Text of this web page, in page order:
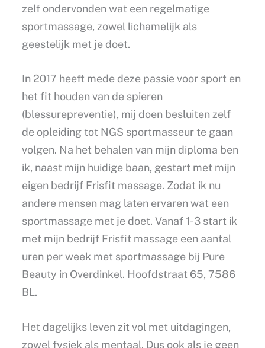
zelf ondervonden wat een regelmatige
sportmassage, zowel lichamelijk als
geestelijk met je doet.
In 2017 heeft mede deze passie voor sport en
het fit houden van de spieren
(blessurepreventie), mij doen besluiten zelf
de opleiding tot NGS sportmasseur te gaan
volgen. Na het behalen van mijn diploma ben
ik, naast mijn huidige baan, gestart met mijn
eigen bedrijf Frisfit massage. Zodat ik nu
andere mensen mag laten ervaren wat een
sportmassage met je doet. Vanaf 1-3 start ik
met mijn bedrijf Frisfit massage een aantal
uren per week met sportmassage bij Pure
Beauty in Overdinkel. Hoofdstraat 65, 7586
BL.
Het dagelijks leven zit vol met uitdagingen,
zowel fysiek als mentaal. Dus ook als je geen